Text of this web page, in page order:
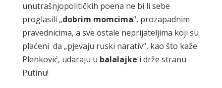
unutrašnjopolitičkih poena ne bi li sebe
proglasili „dobrim momcima“, prozapadnim
pravednicima, a sve ostale neprijateljima koji su
plaćeni da „pjevaju ruski narativ“, kao što kaže
Plenković, udaraju u balalajke i drže stranu
Putinu!